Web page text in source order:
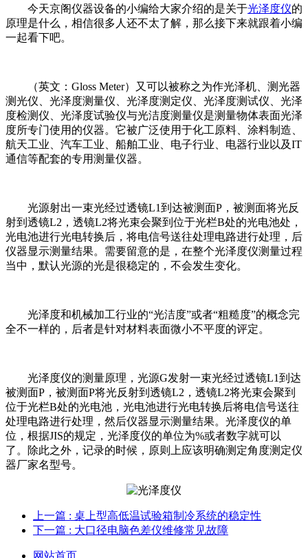
今天京阁仪器设备的小编给大家介绍的是关于光泽度仪的
原理是什么，相信很多人还不太了解，那么接下来就跟着小编
一起看下吧。
（英文：Gloss Meter）又可以被称之为作光泽机、测光器
测光仪、光泽度测量仪、光泽度测定仪、光泽度测试仪、光泽
度检测仪、光泽度试验仪与光洁度测量仪是测量物体表面光泽
度所专门使用的仪器。它被广泛使用于化工原料、涂料制造、
航天工业、汽车工业、船舶工业、电子行业、电器行业以及IT
通信等配套的专用测量仪器。
光源射出一束光经过透镜L1到达被测面P，被测面将光反
射到透镜L2，透镜L2将光束会聚到位于光栏B处的光电池处，
光电池进行光电转换后，将电信号送往处理电路进行处理，后
仪器显示测量结果。需要留意的是，在整个光泽度仪测量过程
当中，默认光源的光是很稳定的，不会发生变化。
光泽度和机械加工行业的“光洁度”或者“粗糙度”的概念完
全不一样的，后者是针对材料表面微小不平度的评定。
光泽度仪的测量原理，光源G发射一束光经过透镜L1到达
被测面P，被测面P将光反射到透镜L2，透镜L2将光束会聚到
位于光栏B处的光电池，光电池进行光电转换后将电信号送往
处理电路进行处理，然后仪器显示测量结果。光泽度仪的单
位，根据JIS的规定，光泽度仪的单位为%或者数字就可以
了。除此之外，记录的时候，原则上应该明确测定角度测定仪
器厂家名型号。
上一篇 : 桌上型高低温试验箱制冷系统的稳定性
下一篇 : 大口径电脑色差仪维修常见故障
网站首页